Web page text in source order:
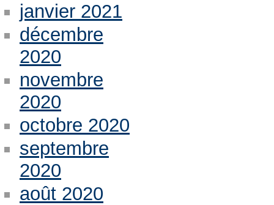
janvier 2021
décembre
2020
novembre
2020
octobre 2020
septembre
2020
août 2020